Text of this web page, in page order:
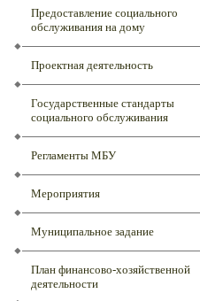
Предоставление социального
обслуживания на дому
Проектная деятельность
Государственные стандарты
социального обслуживания
Регламенты МБУ
Мероприятия
Муниципальное задание
План финансово-хозяйственной
деятельности